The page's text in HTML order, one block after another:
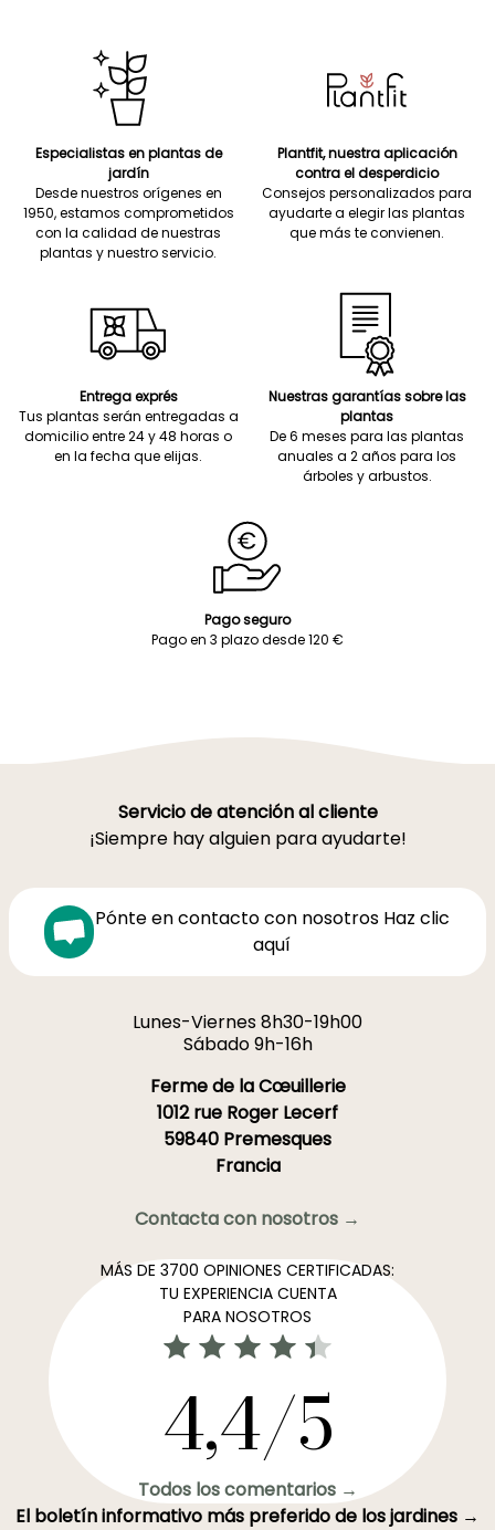
Especialistas en plantas de
jardín
Desde nuestros orígenes en
1950, estamos comprometidos
con la calidad de nuestras
plantas y nuestro servicio.
Plantfit, nuestra aplicación
contra el desperdicio
Consejos personalizados para
ayudarte a elegir las plantas
que más te convienen.
Entrega exprés
Tus plantas serán entregadas a
domicilio entre 24 y 48 horas o
en la fecha que elijas.
Nuestras garantías sobre las
plantas
De 6 meses para las plantas
anuales a 2 años para los
árboles y arbustos.
Pago seguro
Pago en 3 plazo desde 120 €
Servicio de atención al cliente
¡Siempre hay alguien para ayudarte!
Pónte en contacto con nosotros Haz clic
aquí
Lunes-Viernes 8h30-19h00
Sábado 9h-16h
Ferme de la Cœuillerie
1012 rue Roger Lecerf
59840 Premesques
Francia
Contacta con nosotros →
MÁS DE 3700 OPINIONES CERTIFICADAS:
TU EXPERIENCIA CUENTA
PARA NOSOTROS
4,4/5
Todos los comentarios →
El boletín informativo más preferido de los jardines →